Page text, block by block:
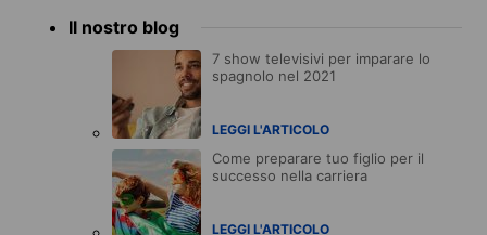
Il nostro blog
7 show televisivi per imparare lo
spagnolo nel 2021
LEGGI L'ARTICOLO
Come preparare tuo figlio per il
successo nella carriera
LEGGI L'ARTICOLO